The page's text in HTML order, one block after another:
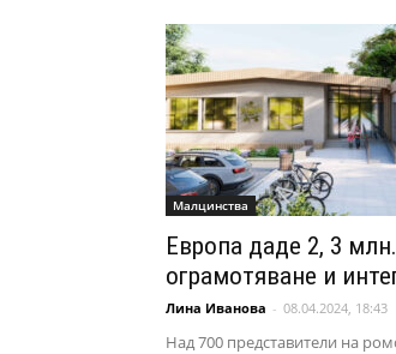
Малцинства
Европа даде 2, 3
ограмотяване и
Лина Иванова - 08.04.2024, 18:43
Над 700 представители на